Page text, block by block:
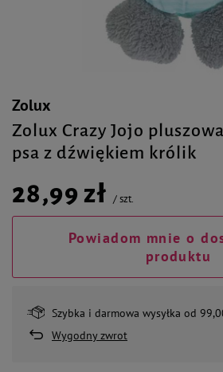
Zolux
Zolux Crazy Jojo
psa z dźwiękiem królik
28,99 zł /szt.
Powiadom mnie o
produktu
Szybka i darmowa wysyłka od
Wygodny zwrot